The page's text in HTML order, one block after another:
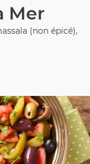
Mer
(non épicé),